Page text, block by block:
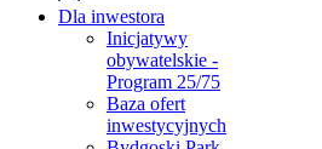
Dla inwestora
Inicjatywy
obywatelskie -
Program 25/75
Baza ofert
inwestycyjnych